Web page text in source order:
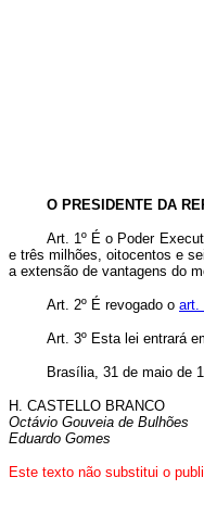
O PRESIDENTE DA
Art. 1º É o Poder
e três milhões, oitocentos e
a extensão de vantagens do
Art. 2º É revogado o art.
Art. 3º Esta lei entrará
Brasília, 31 de maio de
H. CASTELLO BRANCO
Octávio Gouveia de Bulhões
Eduardo Gomes
Este texto não substitui o